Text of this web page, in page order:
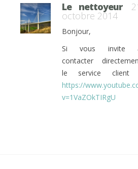
Le nettoyeur
octobre 2014
Bonjour,
Si vous invite
contacter
le service client
https://
v=1VaZOkTIRgU